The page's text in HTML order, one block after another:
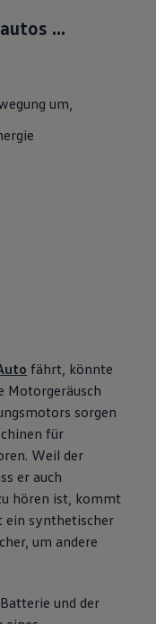
…
um,
fährt, könnte
Motorgeräusch
sorgen
für
Weil der
er auch
hören ist, kommt
ein synthetischer
um andere
und der